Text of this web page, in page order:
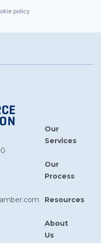
policy
Our
Services
Our
Process
Resources
About
Us